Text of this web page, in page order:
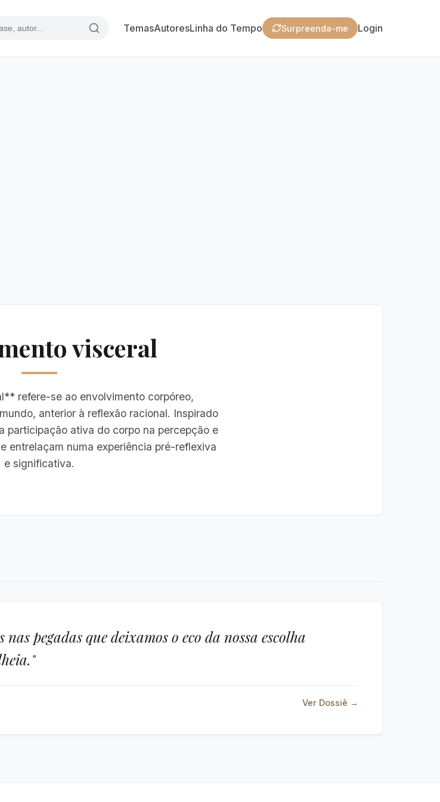
TemasAutoresLinha do Tempo Surpreenda-me Login
visceral
refere-se ao envolvimento corpóreo,
anterior à reflexão racional. Inspirado
participação ativa do corpo na percepção e
entrelaçam numa experiência pré-reflexiva
e significativa.
pegadas que deixamos o eco da nossa escolha
Ver Dossiê →